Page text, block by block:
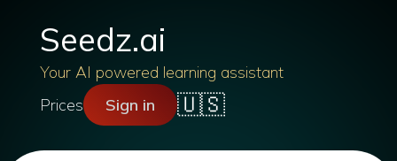
Seedz.ai
Your AI powered learning assistant
Prices
Sign in 🇺🇸